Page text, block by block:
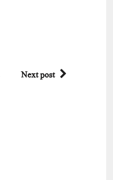
Next post